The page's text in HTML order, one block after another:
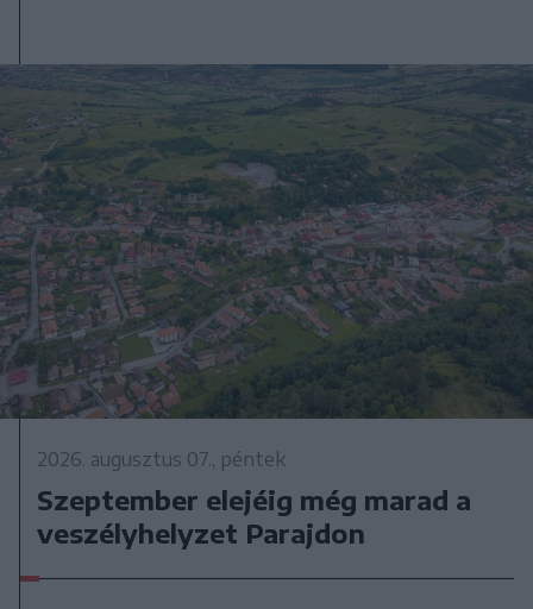
2026. augusztus 07., péntek
Szeptember elejéig még marad a
veszélyhelyzet Parajdon